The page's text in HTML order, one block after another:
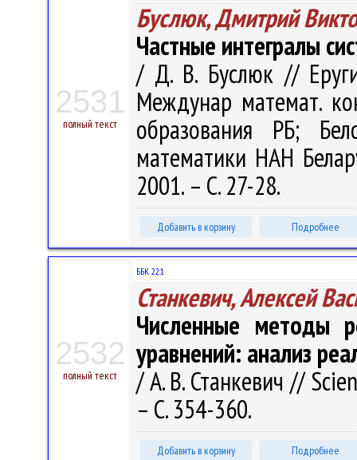
2531
полный текст
Буслюк, Дмитрий
Частные интегралы
/ Д. В. Буслюк //
Междунар математ.
образования РБ;
математики НАН
2001. – С. 27-28.
Добавить в корзину Подробнее
2532
полный текст
ББК 22.1
Станкевич, Алексей
Численные методы
уравнений: анализ
/ А. В. Станкевич //
– С. 354-360.
Добавить в корзину Подробнее